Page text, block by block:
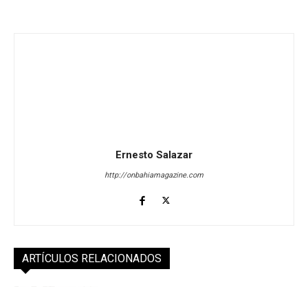
Ernesto Salazar
http://onbahiamagazine.com
ARTÍCULOS RELACIONADOS